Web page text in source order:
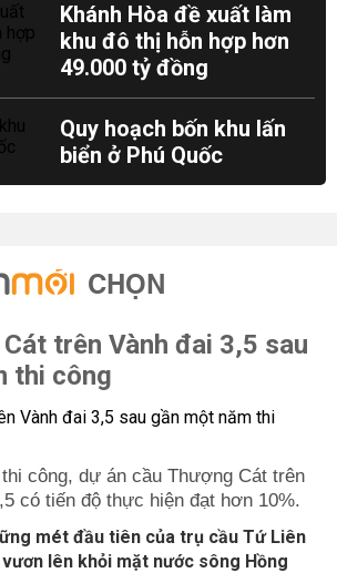
Khánh Hòa đề xuất làm
khu đô thị hỗn hợp hơn
49.000 tỷ đồng
Quy hoạch bốn khu lấn
biển ở Phú Quốc
CHỌN
trên Vành đai 3,5 sau
thi công
công, dự án cầu Thượng Cát trên
có tiến độ thực hiện đạt hơn 10%.
mét đầu tiên của trụ cầu Tứ Liên
lên khỏi mặt nước sông Hồng